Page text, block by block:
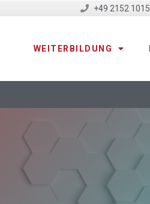
+49 2152 1015
WEITERBILDUNG